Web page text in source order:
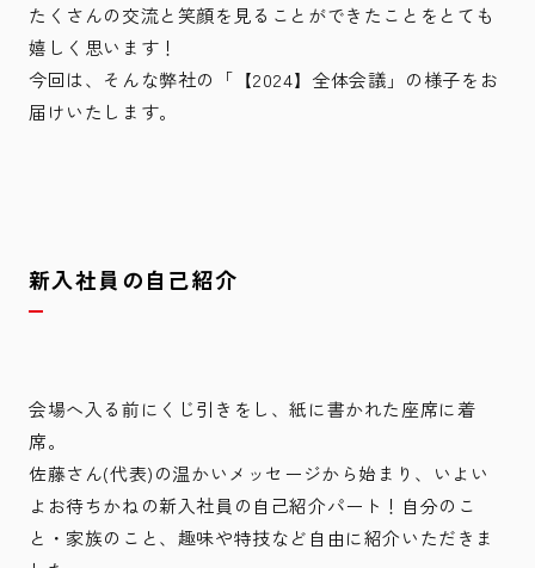
たくさんの交流と笑顔を見ることができたことをとても
嬉しく思います！
今回は、そんな弊社の「【2024】全体会議」の様子をお
届けいたします。
新入社員の自己紹介
会場へ入る前にくじ引きをし、紙に書かれた座席に着
席。
佐藤さん(代表)の温かいメッセージから始まり、いよい
よお待ちかねの新入社員の自己紹介パート！自分のこ
と・家族のこと、趣味や特技など自由に紹介いただきま